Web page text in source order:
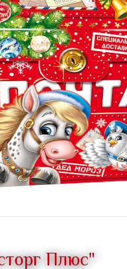
Плюс"